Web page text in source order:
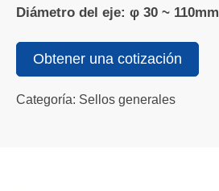
Diámetro del eje: φ 30 ~ 110mm
Obtener una cotización
Categoría: Sellos generales